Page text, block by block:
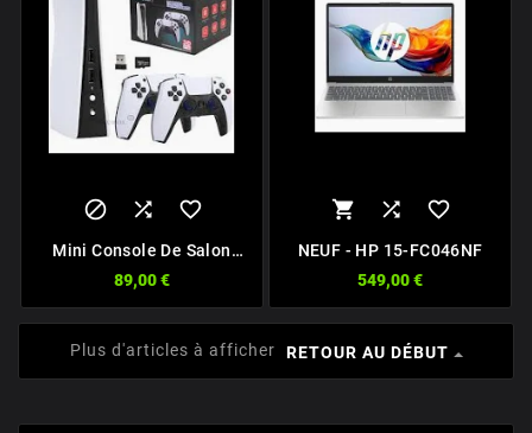
  
Mini Console De Salon
89,00 €
  
NEUF - HP 15-FC046NF
549,00 €
Plus d'articles à afficher RETOUR AU DÉBUT